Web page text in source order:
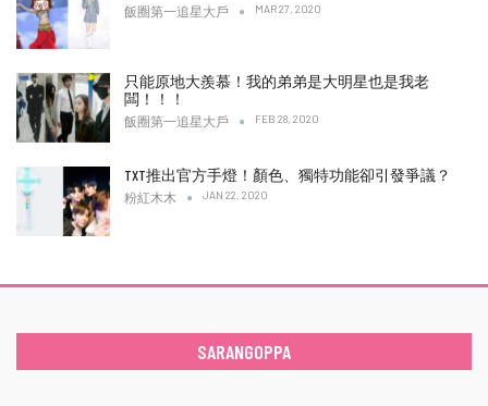
飯圈第一追星大戶 MAR 27, 2020
只能原地大羨慕！我的弟弟是大明星也是我老
闆！！！
飯圈第一追星大戶 FEB 28, 2020
TXT推出官方手燈！顏色、獨特功能卻引發爭議？
粉紅木木 JAN 22, 2020
SARANGOPPA